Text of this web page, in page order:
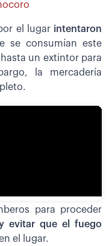
el lugar intentaron
se consumían este
un extintor para
la mercadería
para proceder
evitar que el fuego
el lugar.